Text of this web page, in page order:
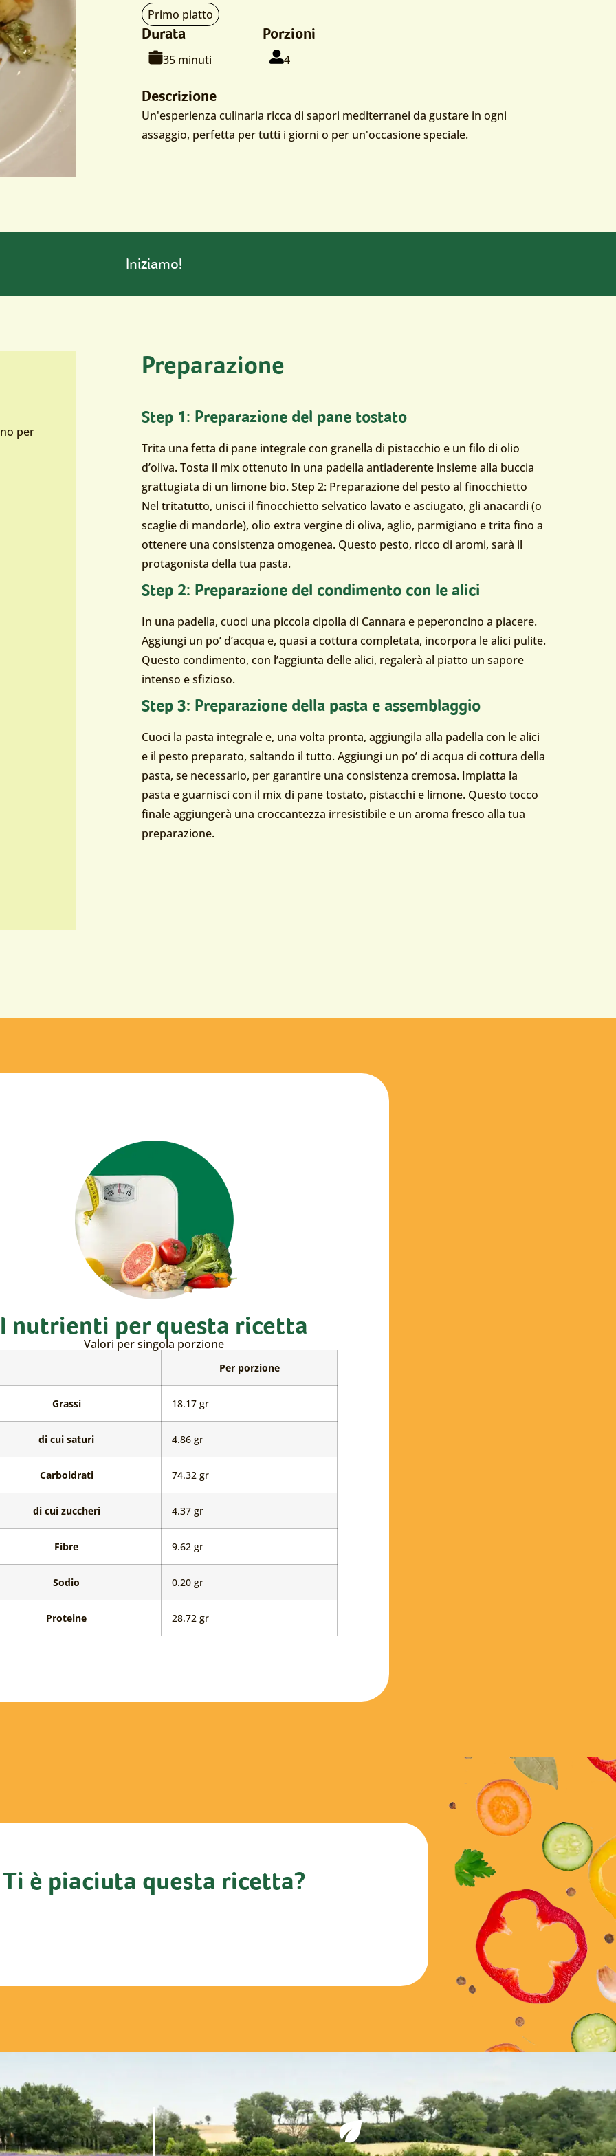
Tipo
di
portata:
Primo piatto
Durata
Tempo
cottura:
35 minuti
Porzioni
Per
4persone
Descrizione
Un'esperienza culinaria ricca di sapori mediterranei da gustare in ogni
assaggio, perfetta per tutti i giorni o per un'occasione speciale.
Iniziamo!
per
Preparazione
Step 1: Preparazione del pane tostato
Trita una fetta di pane integrale con granella di pistacchio e un filo di olio
d’oliva. Tosta il mix ottenuto in una padella antiaderente insieme alla buccia
grattugiata di un limone bio. Step 2: Preparazione del pesto al finocchietto
Nel tritatutto, unisci il finocchietto selvatico lavato e asciugato, gli anacardi (o
scaglie di mandorle), olio extra vergine di oliva, aglio, parmigiano e trita fino a
ottenere una consistenza omogenea. Questo pesto, ricco di aromi, sarà il
protagonista della tua pasta.
Step 2: Preparazione del condimento con le alici
In una padella, cuoci una piccola cipolla di Cannara e peperoncino a piacere.
Aggiungi un po’ d’acqua e, quasi a cottura completata, incorpora le alici pulite.
Questo condimento, con l’aggiunta delle alici, regalerà al piatto un sapore
intenso e sfizioso.
Step 3: Preparazione della pasta e assemblaggio
Cuoci la pasta integrale e, una volta pronta, aggiungila alla padella con le alici
e il pesto preparato, saltando il tutto. Aggiungi un po’ di acqua di cottura della
pasta, se necessario, per garantire una consistenza cremosa. Impiatta la
pasta e guarnisci con il mix di pane tostato, pistacchi e limone. Questo tocco
finale aggiungerà una croccantezza irresistibile e un aroma fresco alla tua
preparazione.
I nutrienti per questa ricetta
Valori per singola porzione
Per porzione
Grassi 18.17 gr
Grassi
di cui saturi 4.86 gr
Carboidrati 74.32 gr
Carboidrati
di cui zuccheri 4.37 gr
Fibre 9.62 gr
Sodio 0.20 gr
Proteine 28.72 gr
Ti è piaciuta questa ricetta?